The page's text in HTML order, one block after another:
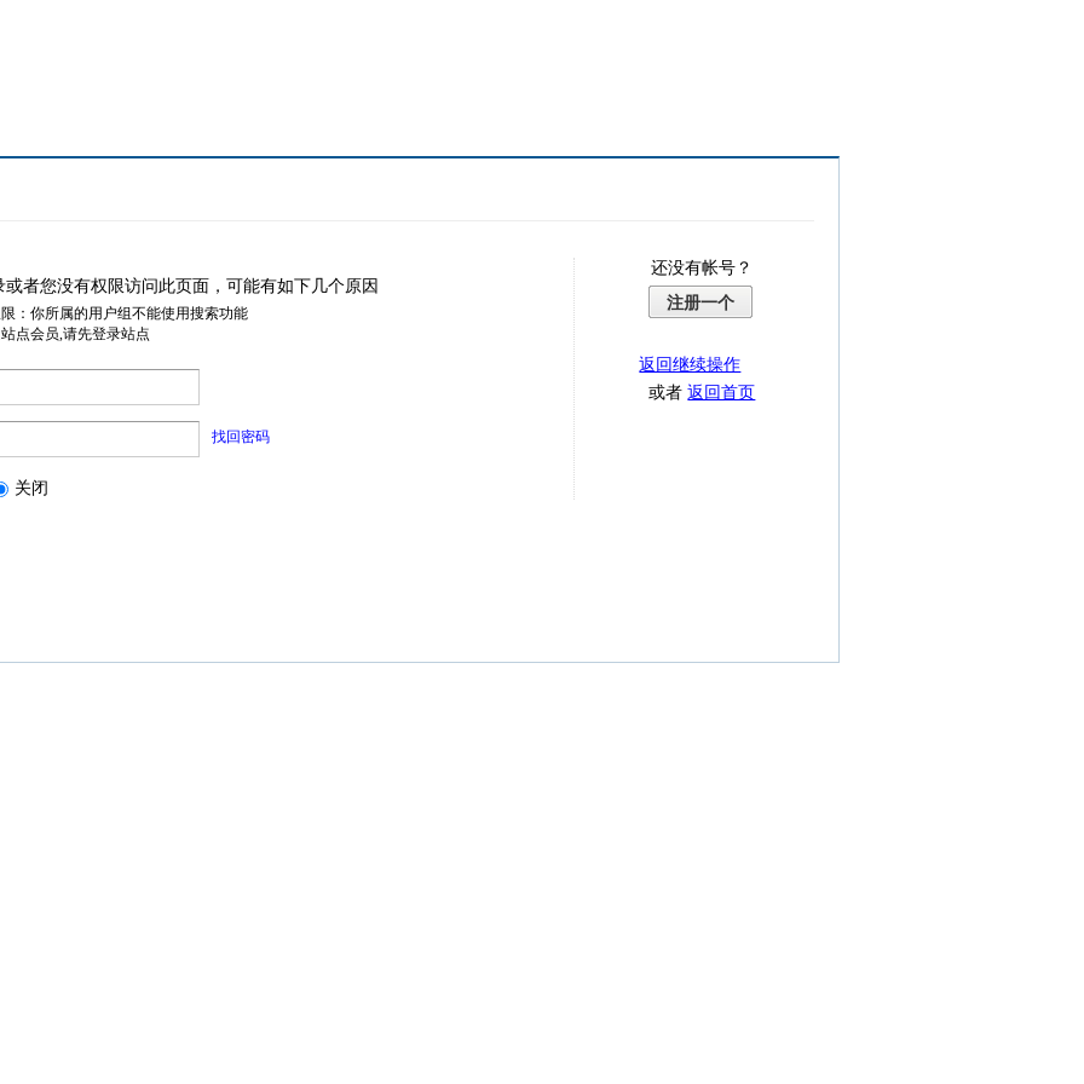
或者您没有权限访问此页面，可能有如下几个原因
：你所属的用户组不能使用搜索功能
点会员,请先登录站点
找回密码
关闭
还没有帐号？
注册一个
返回继续操作
或者返回首页